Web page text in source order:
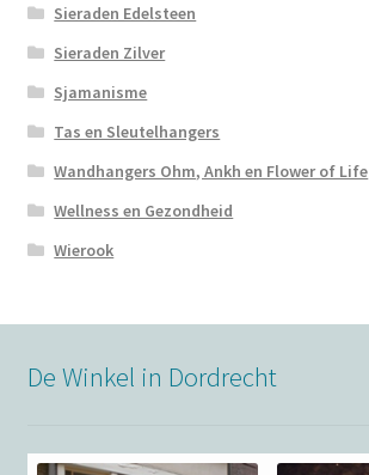
Sieraden Edelsteen
Sieraden Zilver
Sjamanisme
Tas en Sleutelhangers
Wandhangers Ohm, Ankh en Flower of Life
Wellness en Gezondheid
Wierook
De Winkel in Dordrecht